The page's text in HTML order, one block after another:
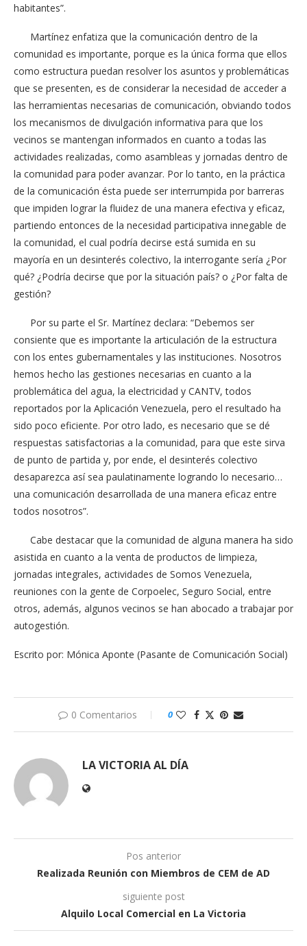
habitantes”.
Martínez enfatiza que la comunicación dentro de la
comunidad es importante, porque es la única forma que ellos
como estructura puedan resolver los asuntos y problemáticas
que se presenten, es de considerar la necesidad de acceder a
las herramientas necesarias de comunicación, obviando todos
los mecanismos de divulgación informativa para que los
vecinos se mantengan informados en cuanto a todas las
actividades realizadas, como asambleas y jornadas dentro de
la comunidad para poder avanzar. Por lo tanto, en la práctica
de la comunicación ésta puede ser interrumpida por barreras
que impiden lograr la fluidez de una manera efectiva y eficaz,
partiendo entonces de la necesidad participativa innegable de
la comunidad, el cual podría decirse está sumida en su
mayoría en un desinterés colectivo, la interrogante sería ¿Por
qué? ¿Podría decirse que por la situación país? o ¿Por falta de
gestión?
Por su parte el Sr. Martínez declara: “Debemos ser
consiente que es importante la articulación de la estructura
con los entes gubernamentales y las instituciones. Nosotros
hemos hecho las gestiones necesarias en cuanto a la
problemática del agua, la electricidad y CANTV, todos
reportados por la Aplicación Venezuela, pero el resultado ha
sido poco eficiente. Por otro lado, es necesario que se dé
respuestas satisfactorias a la comunidad, para que este sirva
de punto de partida y, por ende, el desinterés colectivo
desaparezca así sea paulatinamente logrando lo necesario…
una comunicación desarrollada de una manera eficaz entre
todos nosotros”.
Cabe destacar que la comunidad de alguna manera ha sido
asistida en cuanto a la venta de productos de limpieza,
jornadas integrales, actividades de Somos Venezuela,
reuniones con la gente de Corpoelec, Seguro Social, entre
otros, además, algunos vecinos se han abocado a trabajar por
autogestión.
Escrito por: Mónica Aponte (Pasante de Comunicación Social)
0 Comentarios 0
LA VICTORIA AL DÍA
Pos anterior
Realizada Reunión con Miembros de CEM de AD
siguiente post
Alquilo Local Comercial en La Victoria